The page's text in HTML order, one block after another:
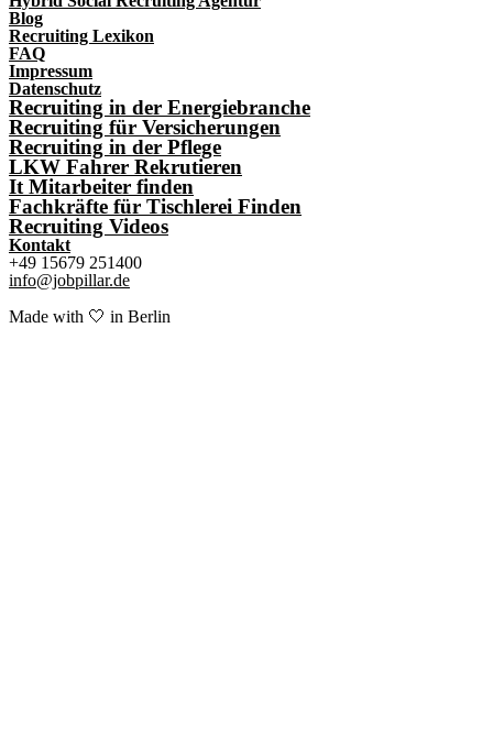
Blog
Recruiting Lexikon
FAQ
Impressum
Datenschutz
Recruiting in der Energiebranche
Recruiting für Versicherungen
Recruiting in der Pflege
LKW Fahrer Rekrutieren
It Mitarbeiter finden
Fachkräfte für Tischlerei Finden
Recruiting Videos
Kontakt
+49 15679 251400
info@jobpillar.de
Made with 🤍 in Berlin​